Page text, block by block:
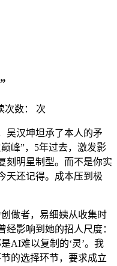
次数： 次
汉坤坦承了本人的矛
峰”，5年过去，激发影
刻明星制型。而不是你实
天还记得。成本压到极
做者，易细姨从收集时
影响到她的招人尺度：
AI难以复制的‘灵’。我
的选择环节，要求成立